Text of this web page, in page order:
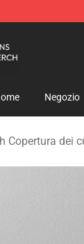
Negozio
Copertura dei